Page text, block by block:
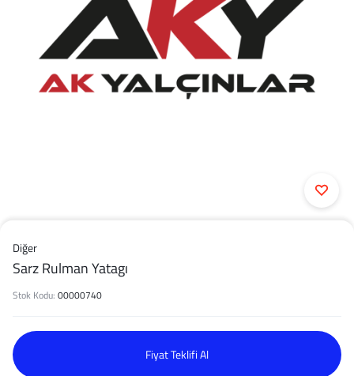
Diğer
Sarz Rulman Yatagı
Stok Kodu: 00000740
Fiyat Teklifi Al